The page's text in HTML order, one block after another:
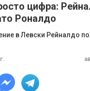
цифра:
Роналдо
в Левски Рейналдо